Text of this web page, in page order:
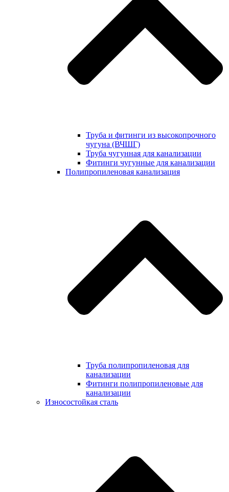
Труба и фитинги из высокопрочного
чугуна (ВЧШГ)
Труба чугунная для канализации
Фитинги чугунные для канализации
Полипропиленовая канализация
Труба полипропиленовая для
канализации
Фитинги полипропиленовые для
канализации
Износостойкая сталь